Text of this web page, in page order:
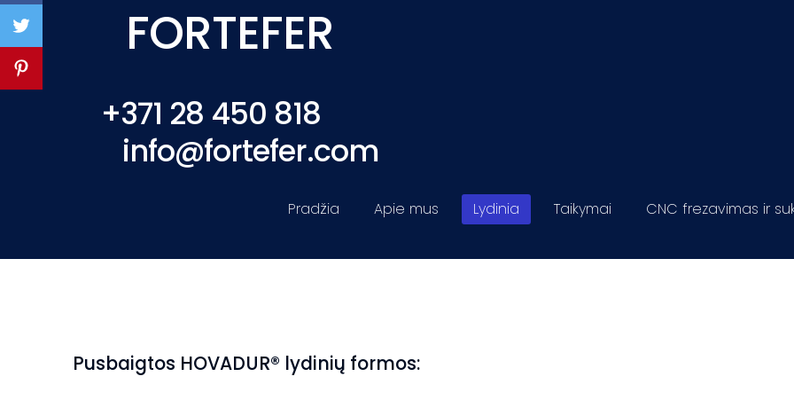
FORTEFER
+371 28 450 818
info@fortefer.com
Pradžia Apie mus Lydinia Taikymai CNC frezavimas ir
Pusbaigtos HOVADUR® lydinių formos: